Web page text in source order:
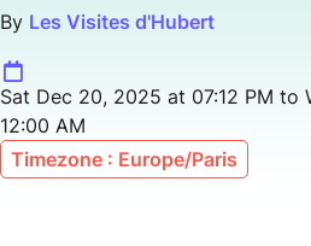
By Les Visites d'Hubert
Sat Dec 20, 2025 at 07:12 PM to
12:00 AM
Timezone : Europe/Paris